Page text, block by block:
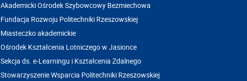
Akademicki Ośrodek Szybowcowy Bezmiechowa
Fundacja Rozwoju Politechniki Rzeszowskiej
Miasteczko akademickie
Ośrodek Kształcenia Lotniczego w Jasionce
Sekcja ds. e-Learningu i Kształcenia Zdalnego
Stowarzyszenie Wsparcia Politechniki Rzeszowskiej